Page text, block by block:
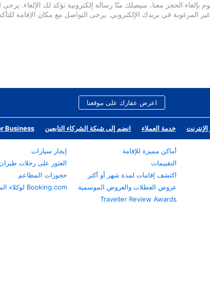
بإلغاء الحجز معنا، سيصلك منّا رسالة إلكترونية تؤكد لك الإلغاء.
اعرض عقارك على موقعنا
خدمة العملاء انضم إلى شبكة الشركاء التابعين Business
أماكن مميزة للإقامة
التقييمات
اكتشف إقامات لمدة شهر أو أكثر
عروض العطلات والعروض الموسمية
Traveller Review Awards
إيجار سيارات
العثور على رحلات طيران
حجوزات المطاعم
Booking.com لوكلاء السفر